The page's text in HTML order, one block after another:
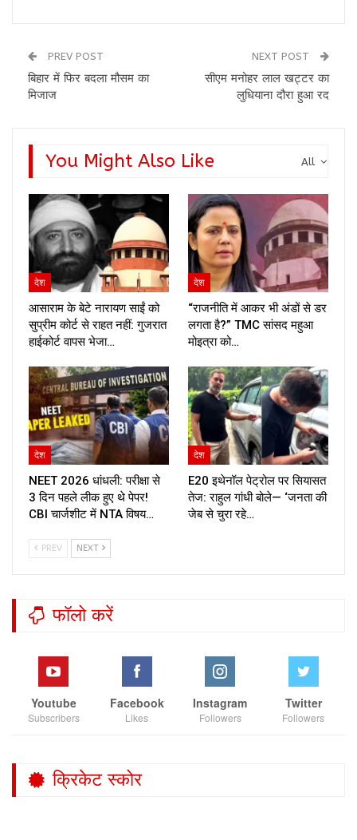
PREV POST
बिहार में फिर बदला मौसम का
मिजाज
NEXT POST
सीएम मनोहर लाल खट्टर का
लुधियाना दौरा हुआ रद
All
You Might Also Like
देश
आसाराम के बेटे नारायण साईं को
सुप्रीम कोर्ट से राहत नहीं: गुजरात
हाईकोर्ट वापस भेजा…
देश
“राजनीति में आकर भी अंडों से डर
लगता है?” TMC सांसद महुआ
मोइत्रा को…
देश
NEET 2026 धांधली: परीक्षा से
3 दिन पहले लीक हुए थे पेपर!
CBI चार्जशीट में NTA विषय…
देश
E20 इथेनॉल पेट्रोल पर सियासत
तेज: राहुल गांधी बोले— ‘जनता की
जेब से चुरा रहे…
PREV NEXT
फॉलो करें
Youtube
Subscribers
Facebook
Likes
Instagram
Followers
Twitter
Followers
क्रिकेट स्कोर